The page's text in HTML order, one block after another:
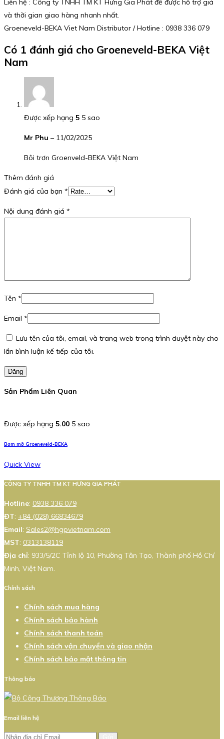
Liên hệ : Công ty TNHH TM KT Hưng Gia Phát để được hỗ trợ giá
và thời gian giao hàng nhanh nhất.
Groeneveld-BEKA Viet Nam Distributor / Hotline : 0938 336 079
Có 1 đánh giá cho Groeneveld-BEKA Việt
Nam
Được xếp hạng 5 5 sao
Mr Phu – 11/02/2025
Bôi trơn Groenveld-BEKA Việt Nam
Thêm đánh giá
Đánh giá của bạn *
Nội dung đánh giá *
Tên *
Email *
Lưu tên của tôi, email, và trang web trong trình duyệt này cho
lần bình luận kế tiếp của tôi.
Đăng
Sản Phẩm Liên Quan
Được xếp hạng 5.00 5 sao
Bơm mỡ Groeneveld-BEKA
Quick View
CÔNG TY TNHH TM KT HƯNG GIA PHÁT
Hotline: 0938 336 079
ĐT: +84 (028) 66834679
Email: Sales2@hgpvietnam.com
MST: 0313138119
Địa chỉ: 933/5/2C Tỉnh lộ 10, Phường Tân Tạo, Thành phố Hồ Chí
Minh, Việt Nam.
Chính sách
Chính sách mua hàng
Chính sách bảo hành
Chính sách thanh toán
Chính sách vận chuyển và giao nhận
Chính sách bảo mật thông tin
Thông báo
Email liên hệ